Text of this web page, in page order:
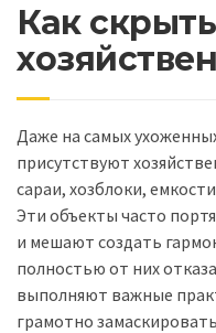
Как скрыть
Даже на самых
присутствуют
сараи, хозблоки,
Эти объекты часто
и мешают создать
полностью от них
выполняют важные
грамотно